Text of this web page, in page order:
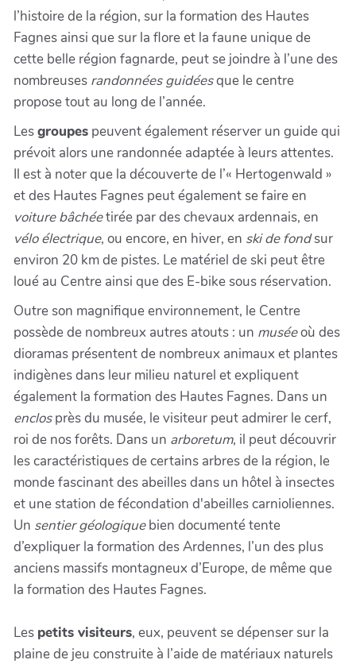
l’histoire de la région, sur la formation des Hautes
Fagnes ainsi que sur la flore et la faune unique de
cette belle région fagnarde, peut se joindre à l’une des
nombreuses randonnées guidéesque le centre
propose tout au long de l’année.
Lesgroupes peuvent également réserver un guide qui
prévoit alors une randonnée adaptée à leurs attentes.
Il est à noter que la découverte de l’« Hertogenwald »
et des Hautes Fagnes peut également se faire en
voiture bâchéetirée par des chevaux ardennais, en
vélo électrique, ou encore, en hiver, en ski de fondsur
environ 20 km de pistes. Le matériel de ski peut être
loué au Centre ainsi que des E-bike sous réservation.
Outre son magnifique environnement, le Centre
possède de nombreux autres atouts : un muséeoù des
dioramas présentent de nombreux animaux et plantes
indigènes dans leur milieu naturel et expliquent
également la formation des Hautes Fagnes. Dans un
enclosprès du musée, le visiteur peut admirer le cerf,
roi de nos forêts. Dans un arboretum, il peut découvrir
les caractéristiques de certains arbres de la région, le
monde fascinant des abeilles dans un hôtel à insectes
et une station de fécondation d'abeilles carnioliennes.
Un sentier géologiquebien documenté tente
d’expliquer la formation des Ardennes, l’un des plus
anciens massifs montagneux d’Europe, de même que
la formation des Hautes Fagnes.
Les petits visiteurs, eux, peuvent se dépenser sur la
plaine de jeu construite à l’aide de matériaux naturels